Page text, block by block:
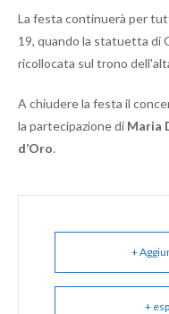
La festa continuerà per
19, quando la statuetta di
ricollocata sul trono
A chiudere la festa il
la partecipazione di Maria
d’Oro.
+
+